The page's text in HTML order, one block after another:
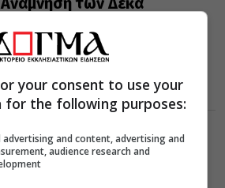
ανάμνηση της περί των δέκα
του Κυρίου. Η Εκκλησία μας
your consent to use your
for the following purposes:
advertising and content, advertising and
audience research and